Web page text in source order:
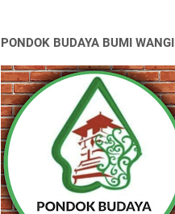
PONDOK BUDAYA BUMI WANGI